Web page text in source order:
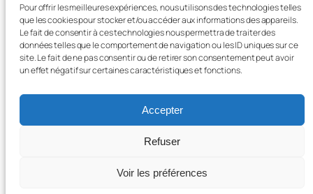
Pour offrir les meilleures expériences, nous utilisons des technologies telles
que les cookies pour stocker et/ou accéder aux informations des appareils.
Le fait de consentir à ces technologies nous permettra de traiter des
données telles que le comportement de navigation ou les ID uniques sur ce
site. Le fait de ne pas consentir ou de retirer son consentement peut avoir
un effet négatif sur certaines caractéristiques et fonctions.
Accepter
Refuser
Voir les préférences
et formation
Blog
À propos
FAQ
Évènements
Boutique
Compositions
Thèmes
Conçu avec